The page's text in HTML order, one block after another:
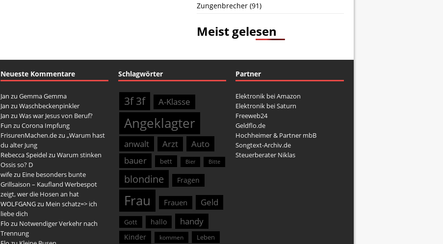
Zungenbrecher (91)
Meist gelesen
Neueste Kommentare
Jan zu Gemma Gemma
Jan zu Waschbeckenpinkler
Jan zu Was war Jesus von Beruf?
Fun zu Corona Impfung
FrisurenMachen.dezu „Warum hast
du alter Jung
Rebecca Speidelzu Warum stinken
Ossis so? D
wifezu Eine besonders bunte
Grillsaison – Kaufland Werbespot
zeigt, wer die Hosen an hat
WOLFGANGzu Mein schatz=> ich
liebe dich
Flo zu Notwendiger Verkehr nach
Trennung
Schlagwörter
3f 3f A-Klasse
Angeklagter
anwalt Arzt
Auto
bauer
bett Bier Bitte
blondine Fragen
Frau Frauen Geld
Gott hallo handy
Kinder kommen Leben
Partner
Elektronik bei Amazon
Elektronik bei Saturn
Freeweb24
Geldflo.de
Hochheimer & Partner mbB
Songtext-Archiv.de
Steuerberater Niklas